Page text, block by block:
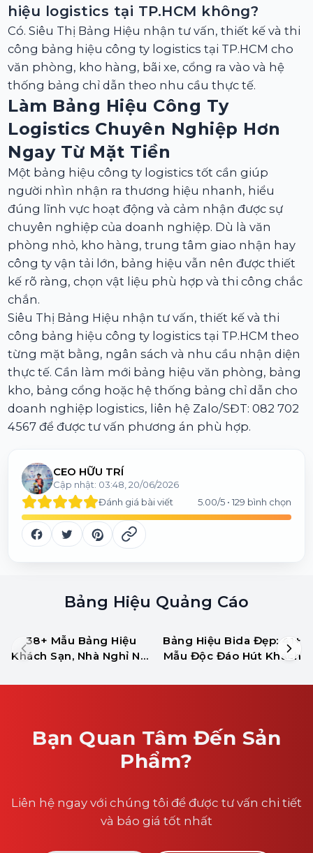
hiệu logistics tại TP.HCM không?
Có. Siêu Thị Bảng Hiệu nhận tư vấn, thiết kế và thi
công bảng hiệu công ty logistics tại TP.HCM cho
văn phòng, kho hàng, bãi xe, cổng ra vào và hệ
thống bảng chỉ dẫn theo nhu cầu thực tế.
Làm Bảng Hiệu Công Ty
Logistics Chuyên Nghiệp Hơn
Ngay Từ Mặt Tiền
Một bảng hiệu công ty logistics tốt cần giúp
người nhìn nhận ra thương hiệu nhanh, hiểu
đúng lĩnh vực hoạt động và cảm nhận được sự
chuyên nghiệp của doanh nghiệp. Dù là văn
phòng nhỏ, kho hàng, trung tâm giao nhận hay
công ty vận tải lớn, bảng hiệu vẫn nên được thiết
kế rõ ràng, chọn vật liệu phù hợp và thi công chắc
chắn.
Siêu Thị Bảng Hiệu nhận tư vấn, thiết kế và thi
công bảng hiệu công ty logistics tại TP.HCM theo
từng mặt bằng, ngân sách và nhu cầu nhận diện
thực tế. Cần làm mới bảng hiệu văn phòng, bảng
kho, bảng cổng hoặc hệ thống bảng chỉ dẫn cho
doanh nghiệp logistics, liên hệ Zalo/SĐT: 082 702
4567 để được tư vấn phương án phù hợp.
CEO HỮU TRÍ
Cập nhật: 03:48, 20/06/2026
Đánh giá bài viết
5.00/5 • 129 bình chọn
Bảng Hiệu Quảng Cáo
38+ Mẫu Bảng Hiệu
Khách Sạn, Nhà Nghỉ Nổi
Bảng Hiệu Bida Đẹp: 41+
Mẫu Độc Đáo Hút Khách
Bạn Quan Tâm Đến Sản
Phẩm?
Liên hệ ngay với chúng tôi để được tư vấn chi tiết
và báo giá tốt nhất